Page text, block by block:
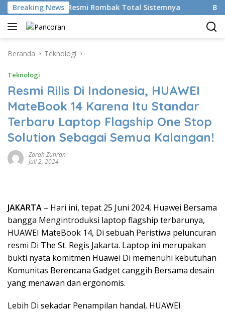
Langsung
ke
konten
Breaking News
BRMS Resmi Rombak Total Sistemnya Bikin Gen
Beranda Teknologi
Teknologi
Resmi Rilis Di Indonesia, HUAWEI
MateBook 14 Karena Itu Standar
Terbaru Laptop Flagship One Stop
Solution Sebagai Semua Kalangan!
Zarah Zuhran
Juli 2, 2024
JAKARTA – Hari ini, tepat 25 Juni 2024, Huawei Bersama
bangga Mengintroduksi laptop flagship terbarunya,
HUAWEI MateBook 14, Di sebuah Peristiwa peluncuran
resmi Di The St. Regis Jakarta. Laptop ini merupakan
bukti nyata komitmen Huawei Di memenuhi kebutuhan
Komunitas Berencana Gadget canggih Bersama desain
yang menawan dan ergonomis.
Lebih Di sekadar Penampilan handal, HUAWEI